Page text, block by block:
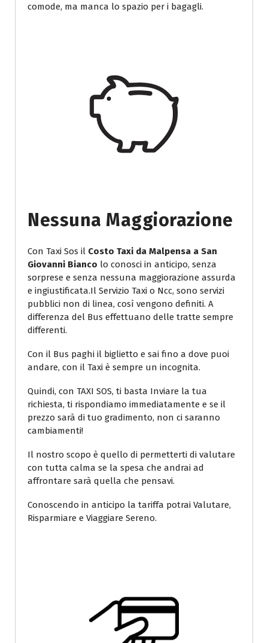
comode, ma manca lo spazio per i bagagli.
Nessuna Maggiorazione
Con Taxi Sos il Costo Taxi da Malpensa a San
Giovanni Bianco lo conosci in anticipo, senza
sorprese e senza nessuna maggiorazione assurda
e ingiustificata.Il Servizio Taxi o Ncc, sono servizi
pubblici non di linea, così vengono definiti. A
differenza del Bus effettuano delle tratte sempre
differenti.
Con il Bus paghi il biglietto e sai fino a dove puoi
andare, con il Taxi è sempre un incognita.
Quindi, con TAXI SOS, ti basta Inviare la tua
richiesta, ti rispondiamo immediatamente e se il
prezzo sarà di tuo gradimento, non ci saranno
cambiamenti!
Il nostro scopo è quello di permetterti di valutare
con tutta calma se la spesa che andrai ad
affrontare sarà quella che pensavi.
Conoscendo in anticipo la tariffa potrai Valutare,
Risparmiare e Viaggiare Sereno.